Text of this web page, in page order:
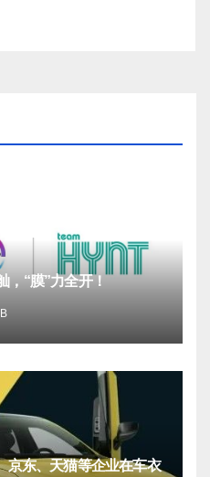
，“膜”力全开！
京东、天猫等企业在车衣